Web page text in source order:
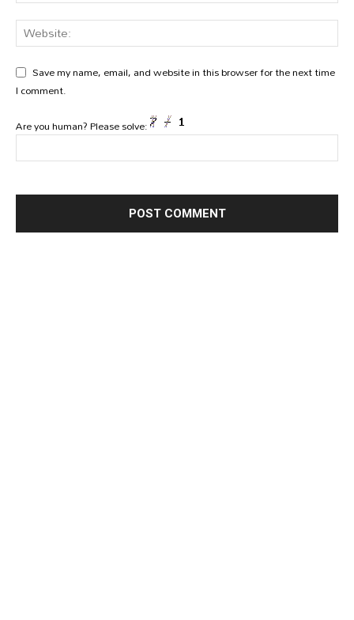
Save my name, email, and website in this browser for the next time
I comment.
Are you human? Please solve: